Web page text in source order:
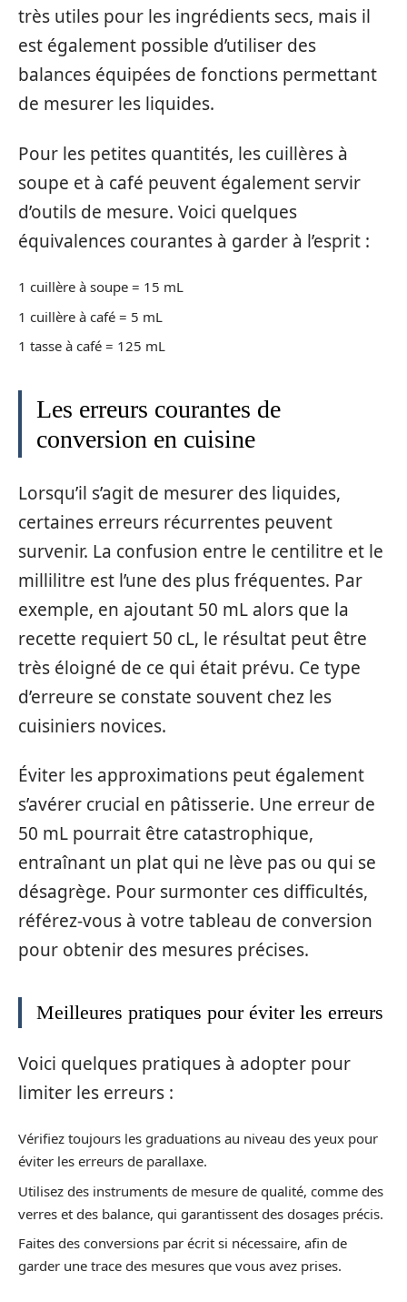
très utiles pour les ingrédients secs, mais il
est également possible d’utiliser des
balances équipées de fonctions permettant
de mesurer les liquides.
Pour les petites quantités, les cuillères à
soupe et à café peuvent également servir
d’outils de mesure. Voici quelques
équivalences courantes à garder à l’esprit :
1 cuillère à soupe = 15 mL
1 cuillère à café = 5 mL
1 tasse à café = 125 mL
Les erreurs courantes de
conversion en cuisine
Lorsqu’il s’agit de mesurer des liquides,
certaines erreurs récurrentes peuvent
survenir. La confusion entre le centilitre et le
millilitre est l’une des plus fréquentes. Par
exemple, en ajoutant 50 mL alors que la
recette requiert 50 cL, le résultat peut être
très éloigné de ce qui était prévu. Ce type
d’erreure se constate souvent chez les
cuisiniers novices.
Éviter les approximations peut également
s’avérer crucial en pâtisserie. Une erreur de
50 mL pourrait être catastrophique,
entraînant un plat qui ne lève pas ou qui se
désagrège. Pour surmonter ces difficultés,
référez-vous à votre tableau de conversion
pour obtenir des mesures précises.
Meilleures pratiques pour éviter les erreurs
Voici quelques pratiques à adopter pour
limiter les erreurs :
Vérifiez toujours les graduations au niveau des yeux pour
éviter les erreurs de parallaxe.
Utilisez des instruments de mesure de qualité, comme des
verres et des balance, qui garantissent des dosages précis.
Faites des conversions par écrit si nécessaire, afin de
garder une trace des mesures que vous avez prises.